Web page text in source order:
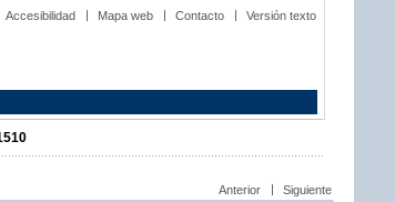
Accesibilidad Mapa web Contacto Versión texto
Anterior Siguiente